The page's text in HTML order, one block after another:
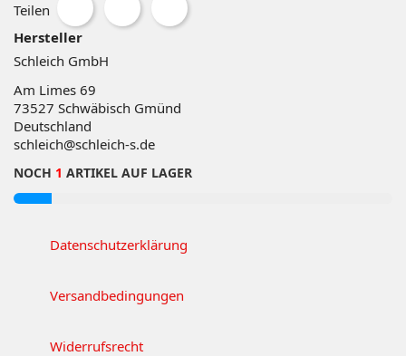
Teilen
Hersteller
Schleich GmbH
Am Limes 69
73527 Schwäbisch Gmünd
Deutschland
schleich@schleich-s.de
NOCH 1 ARTIKEL AUF LAGER
Datenschutzerklärung
Versandbedingungen
Widerrufsrecht